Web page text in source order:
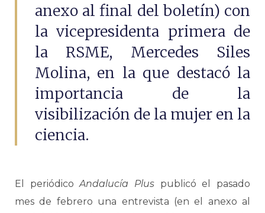
anexo al final del boletín) con
la vicepresidenta primera de
la RSME, Mercedes Siles
Molina, en la que destacó la
importancia de la
visibilización de la mujer en la
ciencia.
El periódicoAndalucía Plus publicó el pasado
mes de febrero una entrevista (en el anexo al